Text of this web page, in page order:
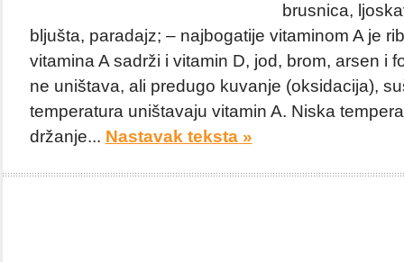
brusnica,
bljušta, paradajz; – najbogatije vitaminom A je
vitamina A sadrži i vitamin D, jod, brom, arsen i
ne uništava, ali predugo kuvanje (oksidacija),
temperatura uništavaju vitamin A. Niska
držanje... Nastavak teksta »